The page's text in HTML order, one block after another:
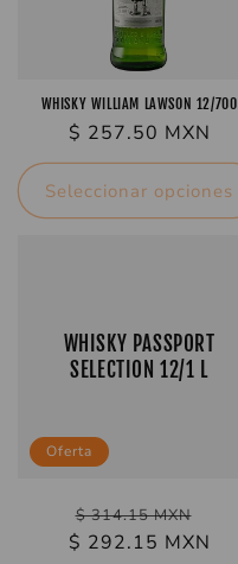
WHISKY WILLIAM LAWSON 12/700
Precio
habitual
$ 257.50 MXN
Seleccionar opciones
WHISKY PASSPORT
SELECTION 12/1 L
Oferta
Precio
habitual
$ 314.15 MXN
Precio
$ 292.15 MXN